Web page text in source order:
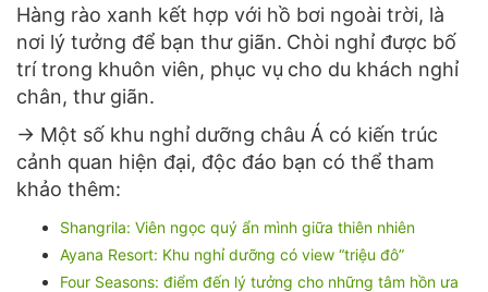
Hàng rào xanh kết hợp với hồ bơi ngoài trời, là
nơi lý tưởng để bạn thư giãn. Chòi nghỉ được bố
trí trong khuôn viên, phục vụ cho du khách nghỉ
chân, thư giãn.
→ Một số khu nghỉ dưỡng châu Á có kiến trúc
cảnh quan hiện đại, độc đáo bạn có thể tham
khảo thêm:
Shangrila: Viên ngọc quý ẩn mình giữa thiên nhiên
Ayana Resort: Khu nghỉ dưỡng có view “triệu đô”
Four Seasons: điểm đến lý tưởng cho những tâm hồn ưa